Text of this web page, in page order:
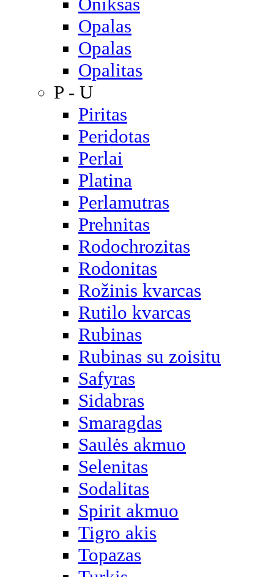
Opalas
Opalas
Opalitas
P - U
Piritas
Peridotas
Perlai
Platina
Perlamutras
Prehnitas
Rodochrozitas
Rodonitas
Rožinis kvarcas
Rutilo kvarcas
Rubinas
Rubinas su zoisitu
Safyras
Sidabras
Smaragdas
Saulės akmuo
Selenitas
Sodalitas
Spirit akmuo
Tigro akis
Topazas